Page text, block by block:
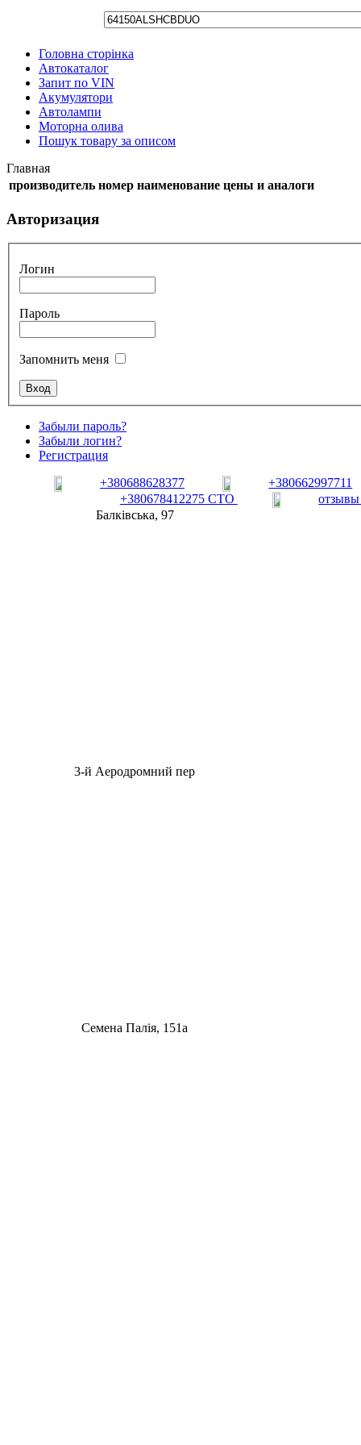
Головна сторінка
Автокаталог
Запит по VIN
Акумулятори
Автолампи
Моторна олива
Пошук товару за описом
Главная
производитель номер наименование цены и аналоги
Авторизация
Логин
Пароль
Запомнить меня
Забыли пароль?
Забыли логин?
Регистрация
+380688628377
+380662997711
+380678412275 СТО
Балківська, 97
3-й Аеродромний пер
Семена Палія, 151а